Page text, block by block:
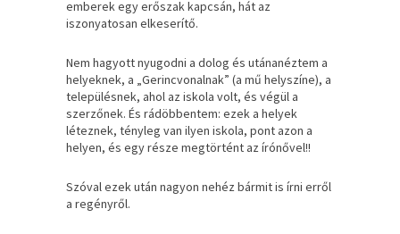
emberek egy erőszak kapcsán, hát az
iszonyatosan elkeserítő.
Nem hagyott nyugodni a dolog és utánanéztem a
helyeknek, a „Gerincvonalnak” (a mű helyszíne), a
településnek, ahol az iskola volt, és végül a
szerzőnek. És rádöbbentem: ezek a helyek
léteznek, tényleg van ilyen iskola, pont azon a
helyen, és egy része megtörtént az írónővel!!
Szóval ezek után nagyon nehéz bármit is írni erről
a regényről.